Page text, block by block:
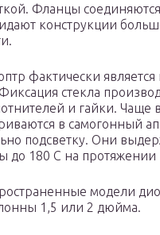
Фланцы
конструкции
фактически
стекла
и гайки. Чаще
в самогонный
подсветку. Они
до 180 С на
модели
1,5 или 2 дюйма.